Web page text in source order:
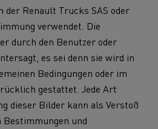
der Renault Trucks SAS oder
verwendet. Die
durch den Benutzer oder
es sei denn sie wird in
Bedingungen oder im
gestattet. Jede Art
dieser Bilder kann als Verstoß
Bestimmungen und